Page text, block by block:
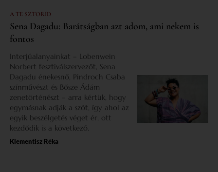
A TE SZTORID
Sena Dagadu: Barátságban azt adom, ami nekem is
fontos
Interjúalanyainkat – Lobenwein
Norbert fesztiválszervezőt, Sena
Dagadu énekesnő, Pindroch Csaba
színművészt és Bősze Ádám
zenetörténészt – arra kértük, hogy
egymásnak adják a szót, így ahol az
egyik beszélgetés véget ér, ott
kezdődik is a következő.
Klementisz Réka